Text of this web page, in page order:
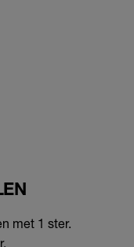
met 1 ster.